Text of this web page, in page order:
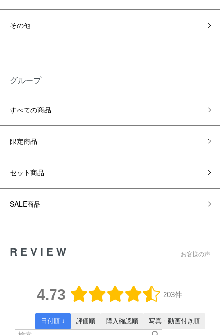
その他
グループ
すべての商品
限定商品
セット商品
SALE商品
REVIEW お客様の声
4.73 203件
日付順 ↓ 評価順 購入確認順 写真・動画付き順